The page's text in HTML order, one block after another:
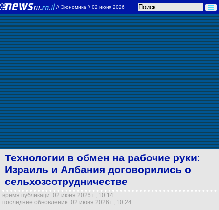
// Экономика // 02 июня 2026
Технологии в обмен на рабочие руки:
Израиль и Албания договорились о
сельхозсотрудничестве
время публикаци: 02 июня 2026 г., 10:14
последнее обновление: 02 июня 2026 г., 10:24